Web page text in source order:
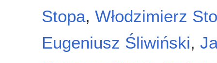
Stopa, Włodzimierz
Eugeniusz Śliwiński,